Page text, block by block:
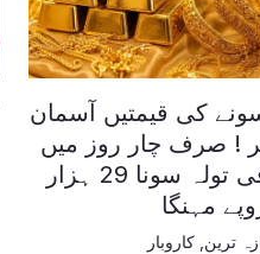
کی قیمتیں آسمان
! صرف چار روز میں
فی تولہ سونا 29 ہزار
مہنگا
ترین ,کاروبار